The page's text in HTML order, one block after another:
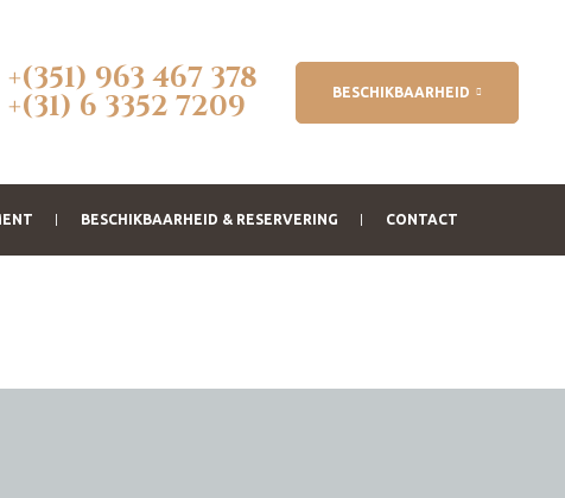
+(351) 963 467 378
+(31) 6 3352 7209 BESCHIKBAARHEID
BESCHIKBAARHEID & RESERVERING CONTACT